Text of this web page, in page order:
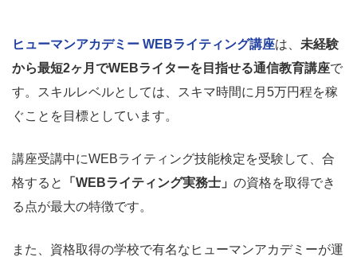
ヒューマンアカデミー WEBライティング講座は、 未経験
から最短2ヶ月でWEBライターを目指せる通信教育講座で
す。スキルレベルとしては、スキマ時間に月5万円程を稼
ぐことを目標としています。
講座受講中にWEBライティング技能検定を受験して、合
格すると
「WEBライティング実務士」 の資格を取得でき
る点が最大の特徴です。
また、資格取得の学校で有名なヒューマンアカデミーが運